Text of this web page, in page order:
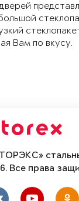
Вам по вкусу.
Все права